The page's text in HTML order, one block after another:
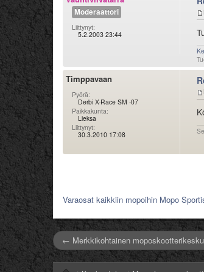
Moderaattori
Liittynyt:
5.2.2003 23:44
Timppavaan
Pyörä:
Derbi X-Race SM -07
Paikkakunta:
Lieksa
Liittynyt:
30.3.2010 17:08
Varaosat kaikkiin mopoihin Mopo
← Merkkikohtainen